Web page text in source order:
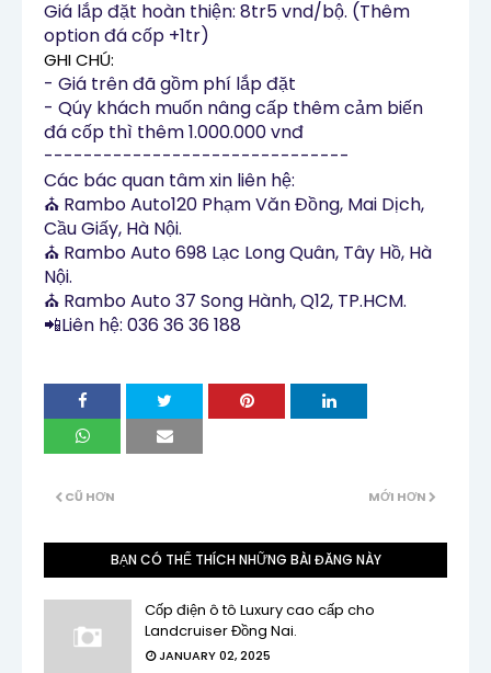
Giá lắp đặt hoàn thiện: 8tr5 vnd/bộ. (Thêm
option đá cốp +1tr)
GHI CHÚ:
- Giá trên đã gồm phí lắp đặt
- Qúy khách muốn nâng cấp thêm cảm biến
đá cốp thì thêm 1.000.000 vnđ
-------------------------------
Các bác quan tâm xin liên hệ:
⛪ Rambo Auto120 Phạm Văn Đồng, Mai Dịch,
Cầu Giấy, Hà Nội.
⛪ Rambo Auto 698 Lạc Long Quân, Tây Hồ, Hà
Nội.
⛪ Rambo Auto 37 Song Hành, Q12, TP.HCM.
📲Liên hệ: 036 36 36 188
MỚI HƠN
CŨ HƠN
BẠN CÓ THỂ THÍCH NHỮNG BÀI ĐĂNG NÀY
Cốp điện ô tô Luxury cao cấp cho
Landcruiser Đồng Nai.
JANUARY 02, 2025